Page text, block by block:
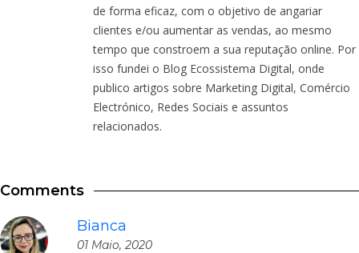
de forma eficaz, com o objetivo de angariar
clientes e/ou aumentar as vendas, ao mesmo
tempo que constroem a sua reputação online. Por
isso fundei o Blog Ecossistema Digital, onde
publico artigos sobre Marketing Digital, Comércio
Electrónico, Redes Sociais e assuntos
relacionados.
Comments
Bianca
01 Maio, 2020